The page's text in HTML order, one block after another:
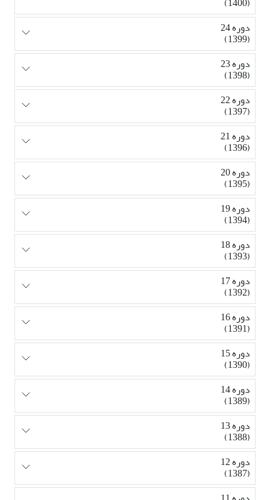
دوره 24
(1399)
دوره 23
(1398)
دوره 22
(1397)
دوره 21
(1396)
دوره 20
(1395)
دوره 19
(1394)
دوره 18
(1393)
دوره 17
(1392)
دوره 16
(1391)
دوره 15
(1390)
دوره 14
(1389)
دوره 13
(1388)
دوره 12
(1387)